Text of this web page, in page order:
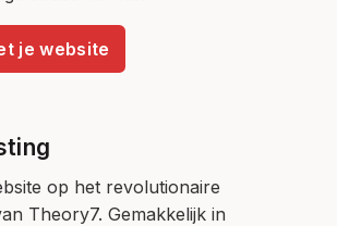
je website
op het revolutionaire
Theory7. Gemakkelijk in